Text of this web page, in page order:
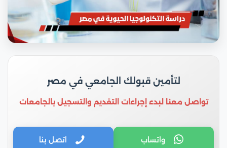
لتأمين قبولك الجامعي في مصر
تواصل معنا لبدء إجراءات التقديم والتسجيل بالجامعات
واتساب اتصل بنا